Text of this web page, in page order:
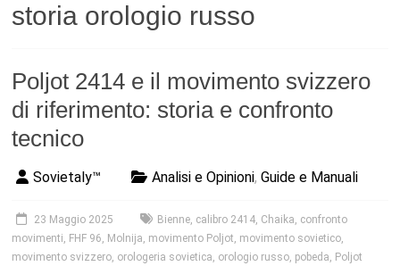
storia orologio russo
Poljot 2414 e il movimento svizzero
di riferimento: storia e confronto
tecnico
Sovietaly™ Analisi e Opinioni,Guide e Manuali
23 Maggio 2025 Bienne, calibro 2414, Chaika, confronto
movimenti, FHF 96, Molnija, movimento Poljot, movimento sovietico,
movimento svizzero, orologeria sovietica, orologio russo, pobeda, Poljot